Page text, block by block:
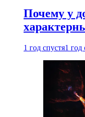
Почему у
1 год спустя1 год